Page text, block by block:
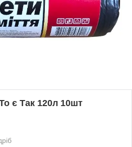
є Так 120л 10шт